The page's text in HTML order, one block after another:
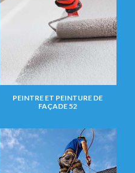
PEINTRE ET PEINTURE DE
FAÇADE 52